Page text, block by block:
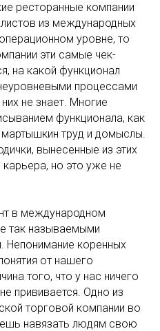
ресторанные компании
из международных
уровне, то
эти самые чек-
на какой функционал
процессами
не знает. Многие
функционала, как
мартышкин труд и домыслы.
вынесенные из этих
карьера, но это уже не
в международном
так называемыми
Непонимание коренных
от нашего
того, что у нас ничего
прививается. Одно из
торговой компании во
навязать людям свою